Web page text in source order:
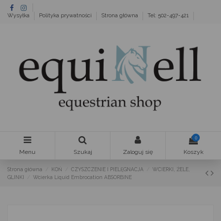
Wysyłka Polityka prywatności Strona główna Tel: 502-497-421
Menu Szukaj Zaloguj się
0
Koszyk
Strona główna KOŃ CZYSZCZENIE I PIELĘGNACJA
WCIERKI, ŻELE,
GLINKI
Wcierka Liquid Embrocation ABSORBINE